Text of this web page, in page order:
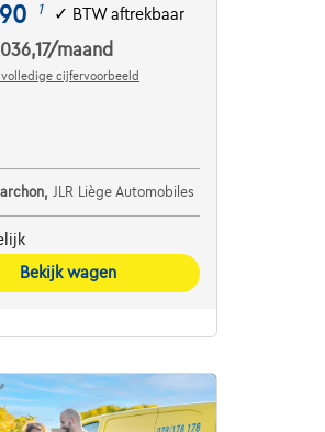
1 ✓ BTW aftrekbaar
/maand
cijfervoorbeeld
JLR Liège Automobiles
Bekijk wagen